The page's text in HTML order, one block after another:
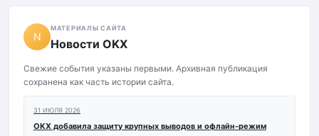
N
МАТЕРИАЛЫ САЙТА
Новости OKX
Свежие события указаны первыми. Архивная публикация
сохранена как часть истории сайта.
31 ИЮЛЯ 2026
OKX добавила защиту крупных выводов и офлайн-режим